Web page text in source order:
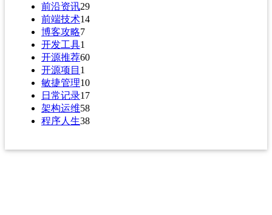
前沿资讯29
前端技术14
博客攻略7
开发工具1
开源推荐60
开源项目 1
敏捷管理10
日常记录17
架构运维58
程序人生38